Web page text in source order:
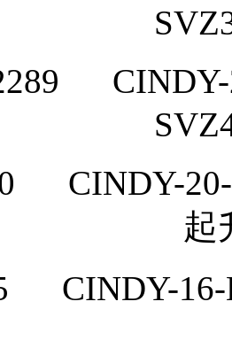
CINDY-
起
CINDY-